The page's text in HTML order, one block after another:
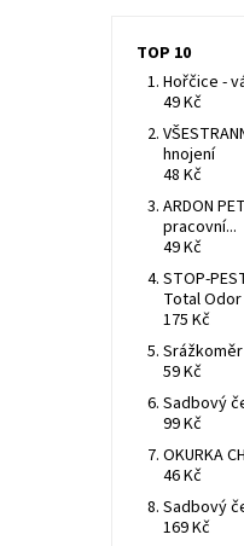
TOP 10
Hořčice -
49 Kč
hnojení
48 Kč
ARDON
pracovní...
49 Kč
STOP-
Total
175 Kč
59 Kč
Sadbový
99 Kč
OKURKA
46 Kč
Sadbový
169 Kč